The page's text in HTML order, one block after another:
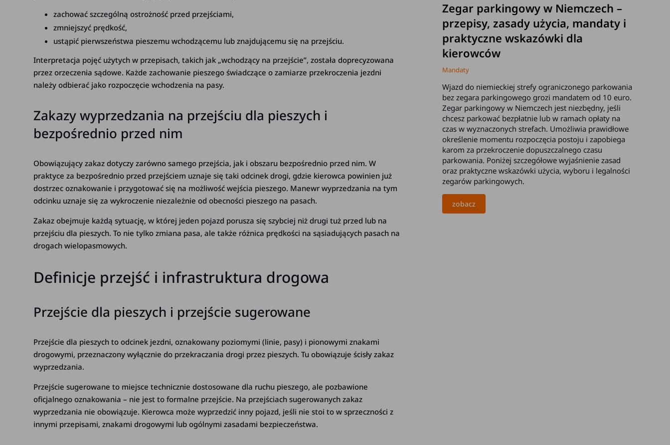
zachować szczególną ostrożność przed przejściami,
zmniejszyć prędkość,
ustąpić pierwszeństwa pieszemu wchodzącemu lub znajdującemu się na przejściu.
Interpretacja pojęć użytych w przepisach, takich jak „wchodzący na przejście”, została doprecyzowana
przez orzeczenia sądowe. Każde zachowanie pieszego świadczące o zamiarze przekroczenia jezdni
należy odbierać jako rozpoczęcie wchodzenia na pasy.
Zakazy wyprzedzania na przejściu dla pieszych i
bezpośrednio przed nim
Obowiązujący zakaz dotyczy zarówno samego przejścia, jak i obszaru bezpośrednio przed nim. W
praktyce za bezpośrednio przed przejściem uznaje się taki odcinek drogi, gdzie kierowca powinien już
dostrzec oznakowanie i przygotować się na możliwość wejścia pieszego. Manewr wyprzedzania na tym
odcinku uznaje się za wykroczenie niezależnie od obecności pieszego na pasach.
Zakaz obejmuje każdą sytuację, w której jeden pojazd porusza się szybciej niż drugi tuż przed lub na
przejściu dla pieszych. To nie tylko zmiana pasa, ale także różnica prędkości na sąsiadujących pasach na
drogach wielopasmowych.
Definicje przejść i infrastruktura drogowa
Przejście dla pieszych i przejście sugerowane
Przejście dla pieszych to odcinek jezdni, oznakowany poziomymi (linie, pasy) i pionowymi znakami
drogowymi, przeznaczony wyłącznie do przekraczania drogi przez pieszych. Tu obowiązuje ścisły zakaz
wyprzedzania.
Przejście sugerowane to miejsce technicznie dostosowane dla ruchu pieszego, ale pozbawione
oficjalnego oznakowania – nie jest to formalne przejście. Na przejściach sugerowanych zakaz
wyprzedzania nie obowiązuje. Kierowca może wyprzedzić inny pojazd, jeśli nie stoi to w sprzeczności z
innymi przepisami, znakami drogowymi lub ogólnymi zasadami bezpieczeństwa.
Zegar parkingowy w Niemczech –
przepisy, zasady użycia, mandaty i
praktyczne wskazówki dla
kierowców
Mandaty
Wjazd do niemieckiej strefy ograniczonego parkowania
bez zegara parkingowego grozi mandatem od 10 euro.
Zegar parkingowy w Niemczech jest niezbędny, jeśli
chcesz parkować bezpłatnie lub w ramach opłaty na
czas w wyznaczonych strefach. Umożliwia prawidłowe
określenie momentu rozpoczęcia postoju i zapobiega
karom za przekroczenie dopuszczalnego czasu
parkowania. Poniżej szczegółowe wyjaśnienie zasad
oraz praktyczne wskazówki użycia, wyboru i legalności
zegarów parkingowych.
zobacz